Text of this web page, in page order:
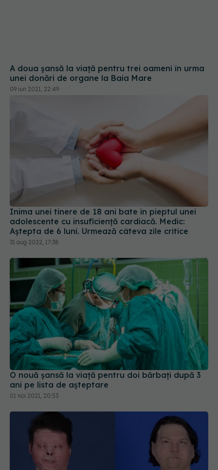
Inima unei tinere de 18 ani bate în pieptul unei
adolescente cu insuficiență cardiacă. Medic:
Aștepta de 6 luni. Urmează câteva zile critice
31 aug 2022, 17:38
O nouă șansă la viață pentru doi bărbați după 3
ani pe lista de așteptare
01 noi 2021, 20:53